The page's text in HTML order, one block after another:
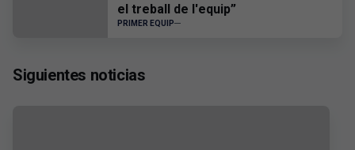
el treball de l'equip”
PRIMER EQUIP
Siguientes noticias